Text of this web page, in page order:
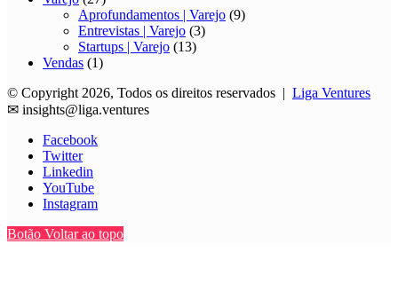
Aprofundamentos | Varejo (9)
Entrevistas | Varejo (3)
Startups | Varejo (13)
Vendas (1)
© Copyright 2026, Todos os direitos reservados | Liga Ventures
✉ insights@liga.ventures
Facebook
Twitter
Linkedin
YouTube
Instagram
Botão Voltar ao topo